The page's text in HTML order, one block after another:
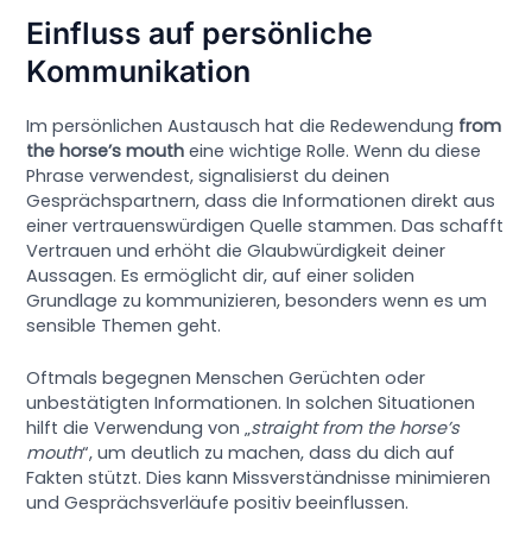
Einfluss auf persönliche
Kommunikation
Im persönlichen Austausch hat die Redewendung from
the horse’s mouth eine wichtige Rolle. Wenn du diese
Phrase verwendest, signalisierst du deinen
Gesprächspartnern, dass die Informationen direkt aus
einer vertrauenswürdigen Quelle stammen. Das schafft
Vertrauen und erhöht die Glaubwürdigkeit deiner
Aussagen. Es ermöglicht dir, auf einer soliden
Grundlage zu kommunizieren, besonders wenn es um
sensible Themen geht.
Oftmals begegnen Menschen Gerüchten oder
unbestätigten Informationen. In solchen Situationen
hilft die Verwendung von „straight from the horse’s
mouth“, um deutlich zu machen, dass du dich auf
Fakten stützt. Dies kann Missverständnisse minimieren
und Gesprächsverläufe positiv beeinflussen.